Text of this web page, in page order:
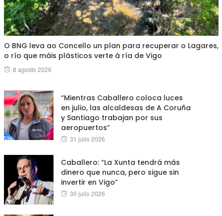
O BNG leva ao Concello un plan para recuperar o Lagares,
o río que máis plásticos verte á ría de Vigo
Posted
8 agosto 2026
“Mientras Caballero coloca luces
en julio, las alcaldesas de A Coruña
y Santiago trabajan por sus
aeropuertos”
Posted
31 julio 2026
Caballero: “La Xunta tendrá más
dinero que nunca, pero sigue sin
invertir en Vigo”
Posted
30 julio 2026